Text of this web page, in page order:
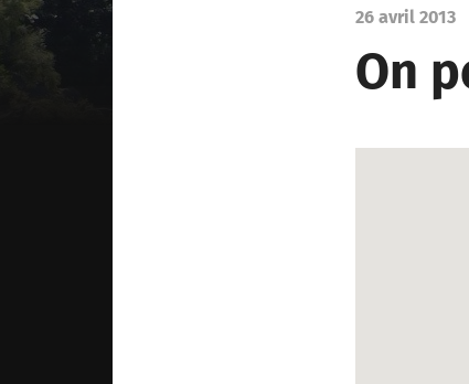
26 avril 2013
On